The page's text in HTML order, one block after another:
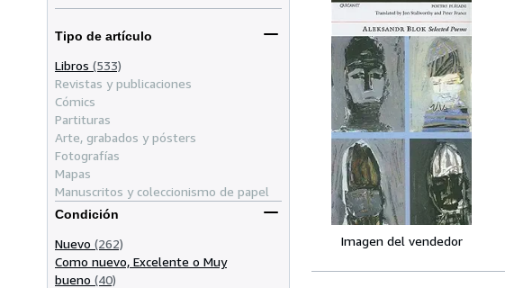
Tipo de artículo
Libros (533)
Revistas y publicaciones
Cómics
Partituras
Arte, grabados y pósters
Fotografías
Mapas
Manuscritos y coleccionismo de papel
Condición
Nuevo (262)
Como nuevo, Excelente o Muy
bueno (40)
Imagen del vendedor